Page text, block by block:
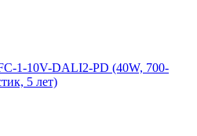
1-10V-DALI2-PD (40W, 700-
5 лет)